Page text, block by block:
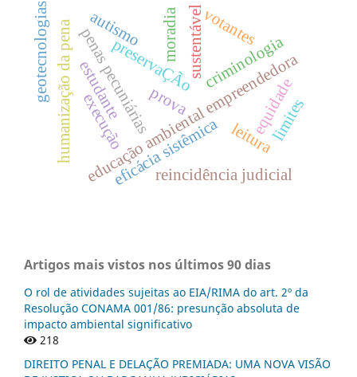
penas pecuniárias
preservaÇÃo criminologia
educação ambiental empreendedora
sustentável
leitura
humanização da pena moradia
execuçãoeficácia sistêmica
equidade
reincidência judicial
limites
geotecnologias prova
estudante
autismo votantes
Artigos mais vistos nos últimos 90 dias
O rol de atividades sujeitas ao EIA/RIMA do art. 2º da
Resolução CONAMA 001/86: presunção absoluta de
impacto ambiental significativo
218
DIREITO PENAL E DELAÇÃO PREMIADA: UMA NOVA VISÃO